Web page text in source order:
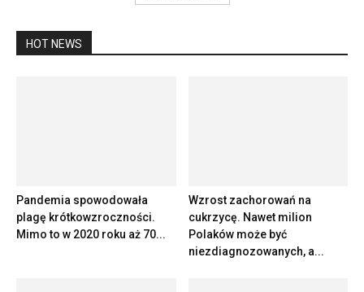
HOT NEWS
Pandemia spowodowała
plagę krótkowzroczności.
Mimo to w 2020 roku aż 70...
Wzrost zachorowań na
cukrzycę. Nawet milion
Polaków może być
niezdiagnozowanych, a...